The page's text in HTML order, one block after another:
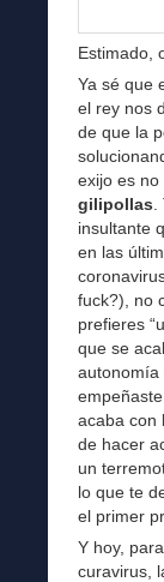
Estimado,
Ya sé que
el rey nos
de que la
exijo es no
gilipollas
insultante
en las
fuck?), no
prefieres
que se
autonomía
acaba con
de hacer
un
lo que te
el primer
Y hoy,
curavirus,